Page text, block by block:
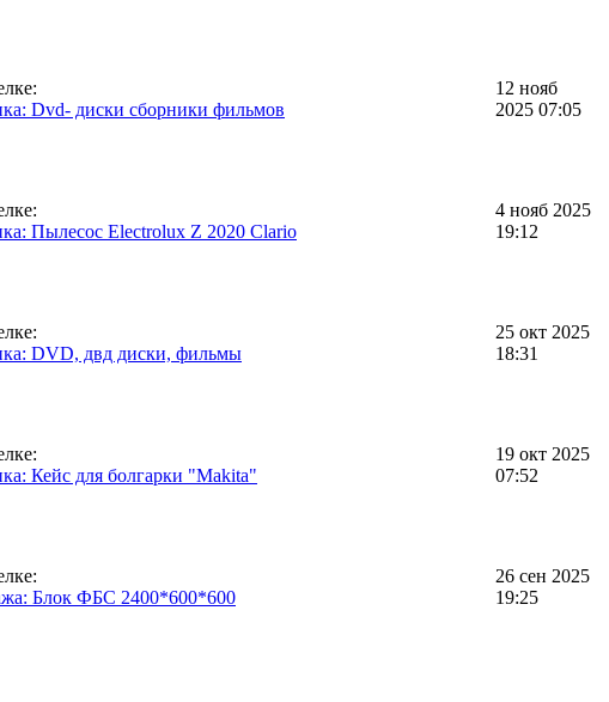
Dvd- диски сборники фильмов
12 нояб
2025 07:05
Пылесос Electrolux Z 2020 Clario
4 нояб 2025
19:12
DVD, двд диски, фильмы
25 окт 2025
18:31
Кейс для болгарки "Makita"
19 окт 2025
07:52
Блок ФБС 2400*600*600
26 сен 2025
19:25